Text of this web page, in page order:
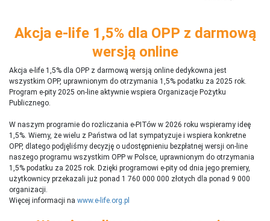
Akcja e-life 1,5% dla OPP z darmową
wersją online
Akcja e-life 1,5% dla OPP z darmową wersją online dedykowna jest
wszystkim OPP, uprawnionym do otrzymania 1,5% podatku za 2025 rok.
Program e-pity 2025 on-line aktywnie wspiera Organizacje Pożytku
Publicznego.
W naszym programie do rozliczania e-PITów w 2026 roku wspieramy ideę
1,5%. Wiemy, że wielu z Państwa od lat sympatyzuje i wspiera konkretne
OPP, dlatego podjęliśmy decyzję o udostępnieniu bezpłatnej wersji on-line
naszego programu wszystkim OPP w Polsce, uprawnionym do otrzymania
1,5% podatku za 2025 rok. Dzięki programowi e-pity od dnia jego premiery,
użytkownicy przekazali już ponad 1 760 000 000 złotych dla ponad 9 000
organizacji.
Więcej informacji na www.e-life.org.pl